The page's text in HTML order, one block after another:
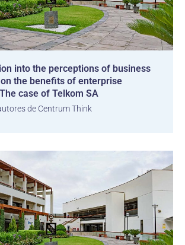
into the perceptions of business
the benefits of enterprise
case of Telkom SA
de Centrum Think